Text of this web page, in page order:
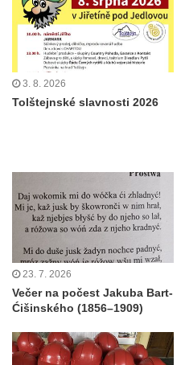
3. 8. 2026
Tolštejnské slavnosti 2026
23. 7. 2026
Večer na počest Jakuba Bart-
Ćišinského (1856–1909)